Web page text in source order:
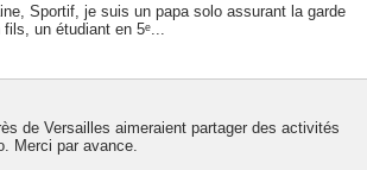
Sportif, je suis un papa solo assurant la garde
un étudiant en 5ᵉ...
de Versailles aimeraient partager des activités
Merci par avance.